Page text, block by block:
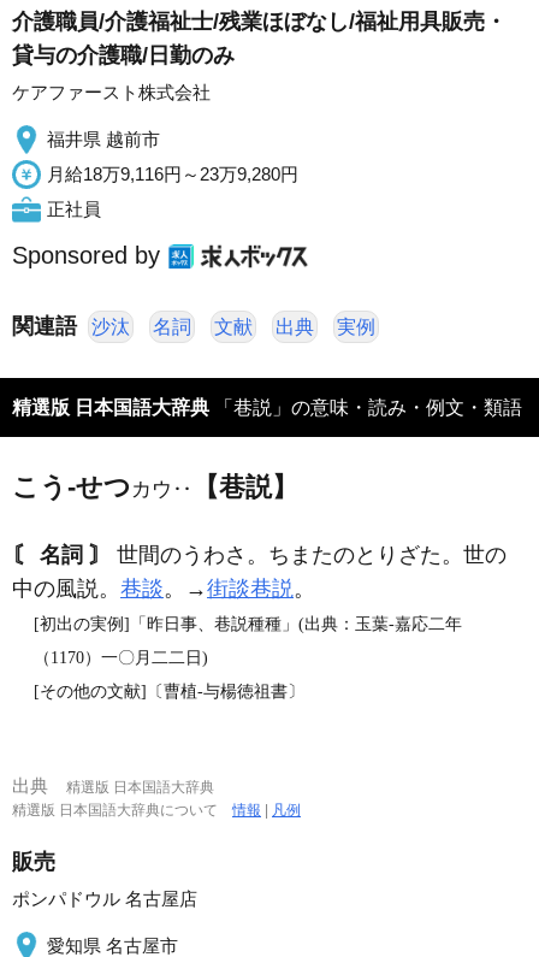
介護職員/介護福祉士/残業ほぼなし/福祉用具販売・
貸与の介護職/日勤のみ
ケアファースト株式会社
福井県 越前市
月給18万9,116円～23万9,280円
正社員
Sponsored by
関連語 沙汰 名詞 文献 出典 実例
精選版 日本国語大辞典 「巷説」の意味・読み・例文・類語
こう‐せつ カウ‥ 【巷説】
〘 名詞 〙
世間のうわさ。ちまたのとりざた。世の
中の風説。 巷談。→街談巷説。
[初出の実例]「昨日事、巷説種種」(出典：玉葉‐嘉応二年
（1170）一〇月二二日)
[その他の文献]〔曹植‐与楊徳祖書〕
出典
精選版 日本国語大辞典
精選版 日本国語大辞典について情報 凡例
販売
ポンパドウル 名古屋店
愛知県 名古屋市